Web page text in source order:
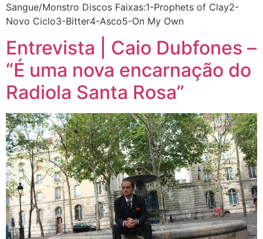
Sangue/Monstro Discos Faixas:1-Prophets of Clay2-
Novo Ciclo3-Bitter4-Asco5-On My Own
Entrevista | Caio Dubfones –
“É uma nova encarnação do
Radiola Santa Rosa”